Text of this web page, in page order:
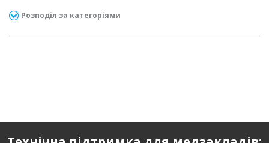
Розподіл за категоріями